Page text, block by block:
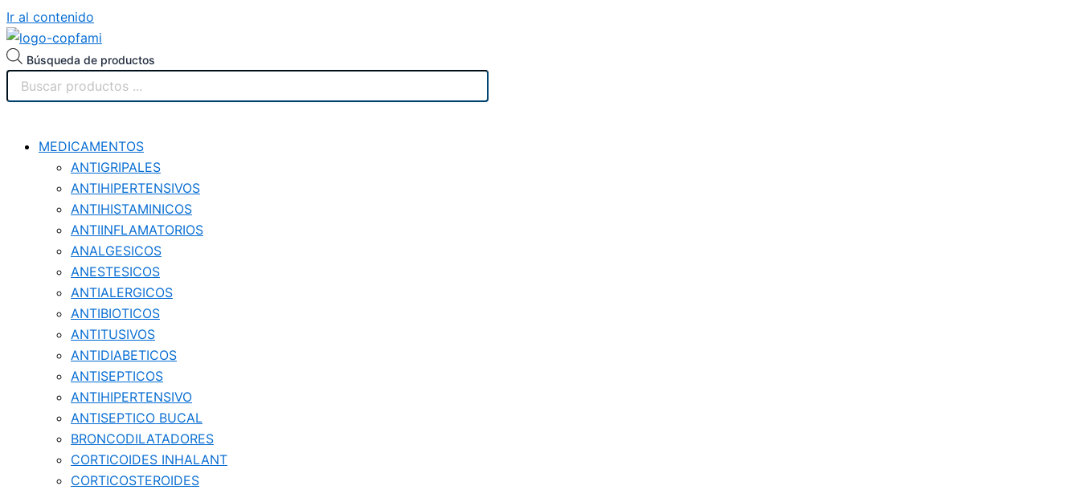
Ir al contenido
Búsqueda de productos
MEDICAMENTOS
ANTIGRIPALES
ANTIHIPERTENSIVOS
ANTIHISTAMINICOS
ANTIINFLAMATORIOS
ANALGESICOS
ANESTESICOS
ANTIALERGICOS
ANTIBIOTICOS
ANTITUSIVOS
ANTIDIABETICOS
ANTISEPTICOS
ANTIHIPERTENSIVO
ANTISEPTICO BUCAL
BRONCODILATADORES
CORTICOIDES INHALANT
CORTICOSTEROIDES